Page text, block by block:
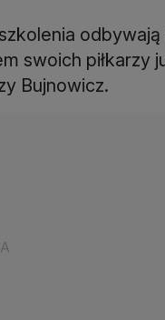
odbywają
swoich piłkarzy
Bujnowicz.